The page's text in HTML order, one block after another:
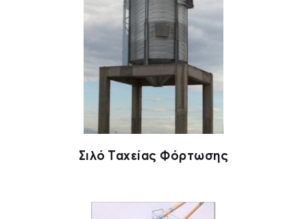
Σιλό Ταχείας Φόρτωσης